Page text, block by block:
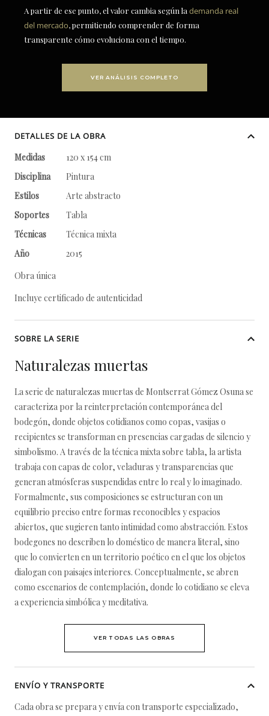
A partir de ese punto, el valor cambia según la demanda real
del mercado, permitiendo comprender de forma
transparente cómo evoluciona con el tiempo.
VER ANÁLISIS COMPLETO
DETALLES DE LA OBRA
Medidas
120 x 154 cm
Disciplina
Pintura
Estilos
Arte abstracto
Soportes
Tabla
Técnicas
Técnica mixta
Año
2015
Obra única
Incluye certificado de autenticidad
SOBRE LA SERIE
Naturalezas muertas
La serie de naturalezas muertas de Montserrat Gómez Osuna se
caracteriza por la reinterpretación contemporánea del
bodegón, donde objetos cotidianos como copas, vasijas o
recipientes se transforman en presencias cargadas de silencio y
simbolismo. A través de la técnica mixta sobre tabla, la artista
trabaja con capas de color, veladuras y transparencias que
generan atmósferas suspendidas entre lo real y lo imaginado.
Formalmente, sus composiciones se estructuran con un
equilibrio preciso entre formas reconocibles y espacios
abiertos, que sugieren tanto intimidad como abstracción. Estos
bodegones no describen lo doméstico de manera literal, sino
que lo convierten en un territorio poético en el que los objetos
dialogan con paisajes interiores. Conceptualmente, se abren
como escenarios de contemplación, donde lo cotidiano se eleva
a experiencia simbólica y meditativa.
VER TODAS LAS OBRAS
ENVÍO Y TRANSPORTE
Cada obra se prepara y envía con transporte especializado,